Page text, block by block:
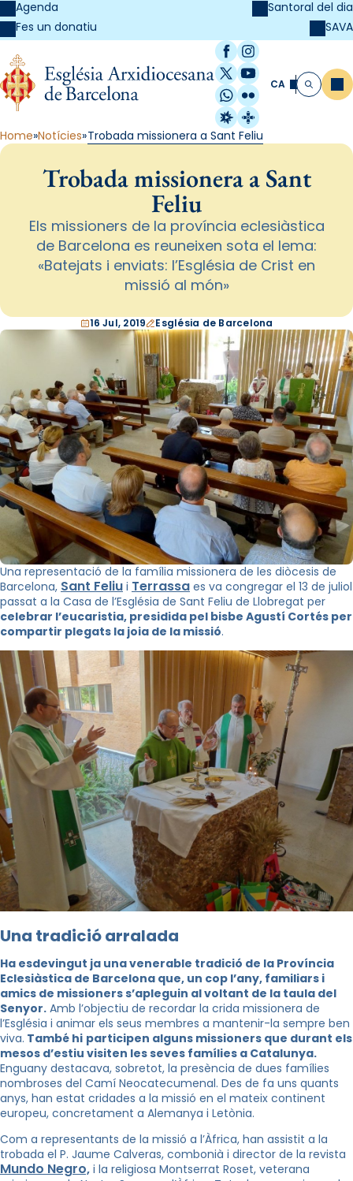
Agenda
Fes un donatiu
Santoral del dia
SAVA
Facebook
Instagram
X / Twitter
YouTube
WhatsApp
Flickr
Radio Estel
Catalunya
CA Cerca
Home Notícies Trobada missionera a Sant Feliu
Trobada missionera a Sant
Feliu
Els missioners de la província eclesiàstica
de Barcelona es reuneixen sota el lema:
«Batejats i enviats: l’Església de Crist en
missió al món»
16 Jul, 2019 Església de Barcelona
Una representació de la família missionera de les diòcesis de
Barcelona, Sant Feliu i Terrassa es va congregar el 13 de juliol
passat a la Casa de l’Església de Sant Feliu de Llobregat per
celebrar l’eucaristia, presidida pel bisbe Agustí Cortés per
compartir plegats la joia de la missió.
Una tradició arralada
Ha esdevingut ja una venerable tradició de la Província
Eclesiàstica de Barcelona que, un cop l’any, familiars i
amics de missioners s’apleguin al voltant de la taula del
Senyor. Amb l’objectiu de recordar la crida missionera de
l’Església i animar els seus membres a mantenir-la sempre ben
viva. També hi participen alguns missioners que durant els
mesos d’estiu visiten les seves famílies a Catalunya.
Enguany destacava, sobretot, la presència de dues famílies
nombroses del Camí Neocatecumenal. Des de fa uns quants
anys, han estat cridades a la missió en el mateix continent
europeu, concretament a Alemanya i Letònia.
Com a representants de la missió a l’Àfrica, han assistit a la
trobada el P. Jaume Calveras, combonià i director de la revista
Mundo Negro, i la religiosa Montserrat Roset, veterana